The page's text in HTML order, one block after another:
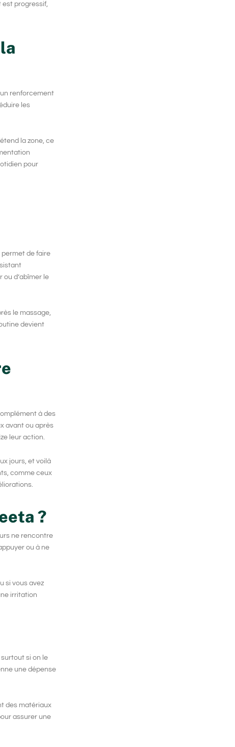
est progressif,
renforcement
les
la zone, ce
pour
permet de faire
ou d’abîmer le
le massage,
devient
à des
avant ou après
leur action.
jours, et voilà
comme ceux
?
ne rencontre
ou à ne
si vous avez
irritation
si on le
une dépense
des matériaux
assurer une